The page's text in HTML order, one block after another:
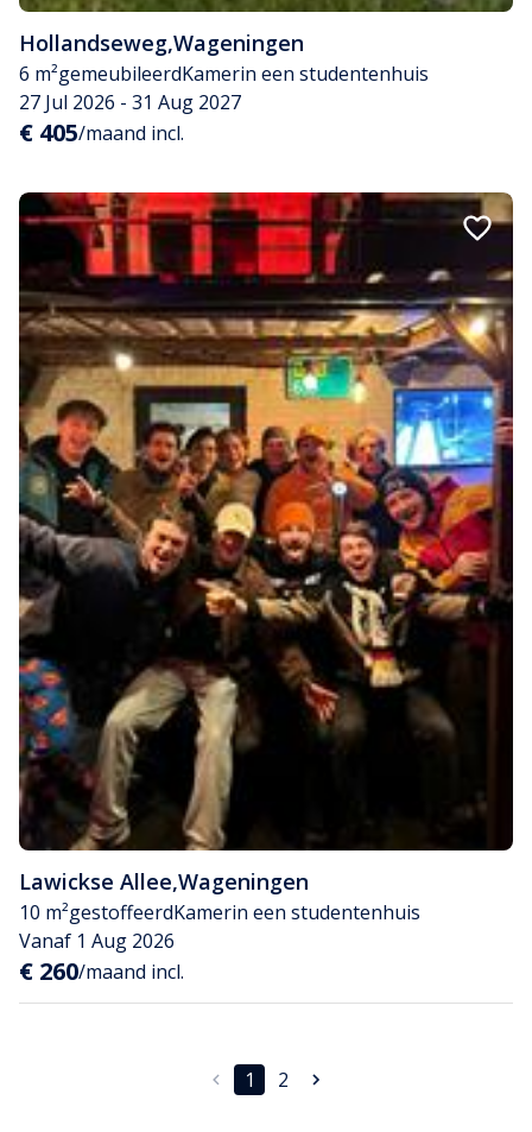
Hollandseweg,Wageningen
6 m²gemeubileerdKamerin een studentenhuis
27 Jul 2026 - 31 Aug 2027
€ 405/maand incl.
Lawickse Allee,Wageningen
10 m²gestoffeerdKamerin een studentenhuis
Vanaf 1 Aug 2026
€ 260/maand incl.
1 2